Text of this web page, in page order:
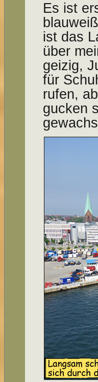
Es ist
ist das
über
geizig,
für
rufen,
gucken